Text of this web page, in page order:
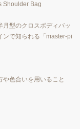
Shoulder Bag
型のクロスボディバッ
ンで知られる「master-pi
色合いを用いること